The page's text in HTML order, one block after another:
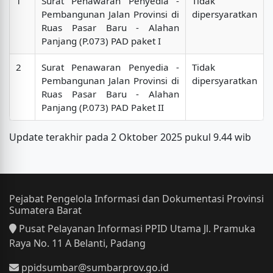
Pembangunan Jalan Provinsi di
Ruas Pasar Baru - Alahan
Panjang (P.073) PAD paket I
dipersyaratkan
2
Surat Penawaran Penyedia -
Pembangunan Jalan Provinsi di
Ruas Pasar Baru - Alahan
Panjang (P.073) PAD Paket II
Tidak
dipersyaratkan
Update terakhir pada 2 Oktober 2025 pukul 9.44 wib
Pejabat Pengelola Informasi dan Dokumentasi Provinsi
Sumatera Barat
Pusat Pelayanan Informasi PPID Utama Jl. Pramuka
Raya No. 11 A Belanti, Padang
ppidsumbar@sumbarprov.go.id